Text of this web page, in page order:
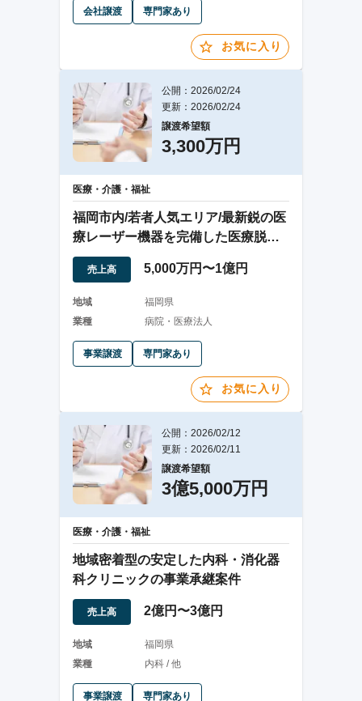
会社譲渡 専門家あり
お気に入り
公開：2026/02/24
更新：2026/02/24
譲渡希望額
3,300万円
医療・介護・福祉
福岡市内/若者人気エリア/最新鋭の医
療レーザー機器を完備した医療脱毛
クリニック
売上高 5,000万円〜1億円
地域
福岡県
業種
病院・医療法人
事業譲渡 専門家あり
お気に入り
公開：2026/02/12
更新：2026/02/11
譲渡希望額
3億5,000万円
医療・介護・福祉
地域密着型の安定した内科・消化器
科クリニックの事業承継案件
売上高 2億円〜3億円
地域
福岡県
業種
内科 / 他
事業譲渡 専門家あり